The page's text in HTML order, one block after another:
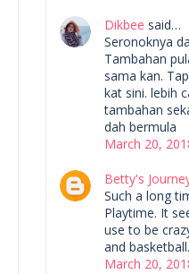
Dikbee said…
Seronoknya
Tambahan
sama kan.
kat sini. lebih
tambahan
dah bermula
March 20,
Betty's
Such a long
Playtime. It
use to be
and basketball.
March 20,